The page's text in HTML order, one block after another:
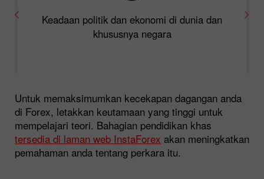
Keadaan politik dan ekonomi di dunia dan
khususnya negara
Untuk memaksimumkan kecekapan dagangan anda
di Forex, letakkan keutamaan yang tinggi untuk
mempelajari teori. Bahagian pendidikan khas
tersedia di laman web InstaForex akan meningkatkan
pemahaman anda tentang perkara itu.